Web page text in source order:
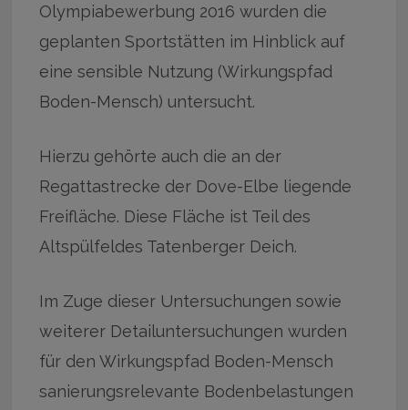
Olympiabewerbung 2016 wurden die
geplanten Sportstätten im Hinblick auf
eine sensible Nutzung (Wirkungspfad
Boden-Mensch) untersucht.
Hierzu gehörte auch die an der
Regattastrecke der Dove-Elbe liegende
Freifläche. Diese Fläche ist Teil des
Altspülfeldes Tatenberger Deich.
Im Zuge dieser Untersuchungen sowie
weiterer Detailuntersuchungen wurden
für den Wirkungspfad Boden-Mensch
sanierungsrelevante Bodenbelastungen